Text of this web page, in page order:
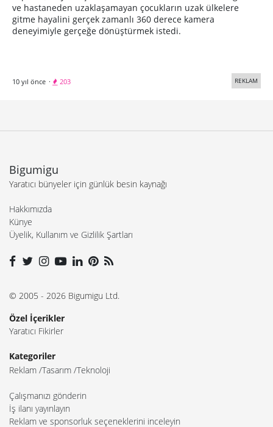
ve hastaneden uzaklaşamayan çocukların uzak ülkelere
gitme hayalini gerçek zamanlı 360 derece kamera
deneyimiyle gerçeğe dönüştürmek istedi.
10 yıl önce · 203 REKLAM
Bigumigu
Yaratıcı bünyeler için günlük besin kaynağı
Hakkımızda
Künye
Üyelik, Kullanım ve Gizlilik Şartları
© 2005 - 2026 Bigumigu Ltd.
Özel İçerikler
Yaratıcı Fikirler
Kategoriler
Reklam Tasarım Teknoloji
Çalışmanızı gönderin
İş ilanı yayınlayın
Reklam ve sponsorluk seçeneklerini inceleyin